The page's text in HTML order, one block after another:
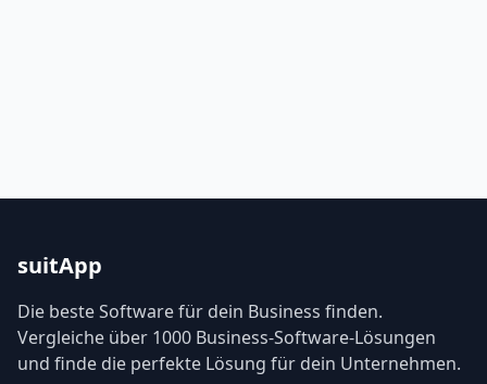
suitApp
Die beste Software für dein Business finden.
Vergleiche über 1000 Business-Software-Lösungen
und finde die perfekte Lösung für dein Unternehmen.